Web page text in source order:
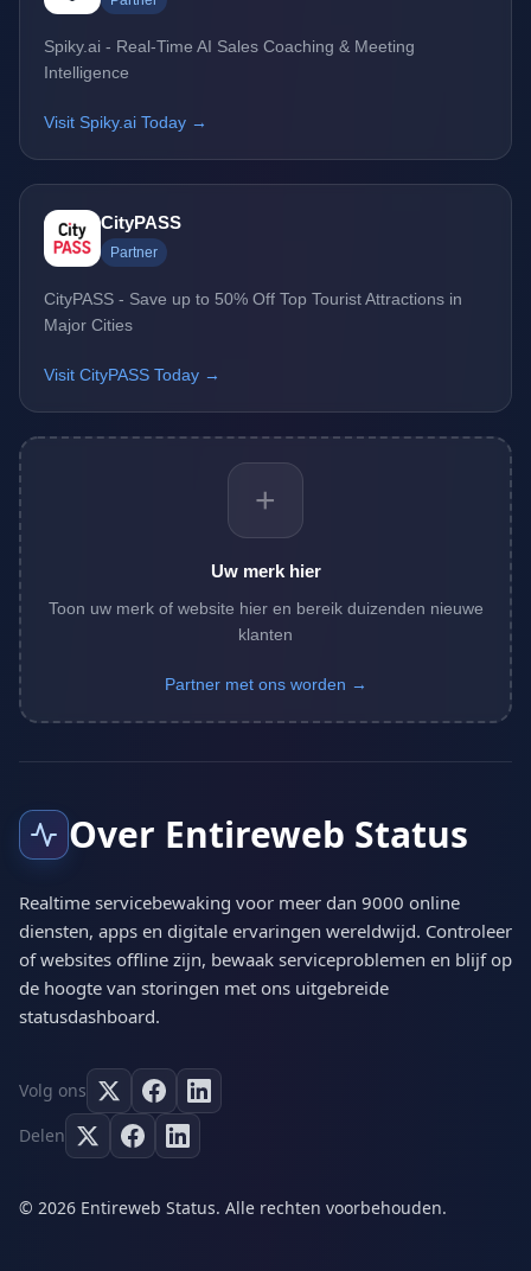
Spiky.ai - Real-Time AI Sales Coaching & Meeting
Intelligence
Visit Spiky.ai Today →
CityPASS
Partner
CityPASS - Save up to 50% Off Top Tourist Attractions in
Major Cities
Visit CityPASS Today →
+
Uw merk hier
Toon uw merk of website hier en bereik duizenden nieuwe
klanten
Partner met ons worden →
Over Entireweb Status
Realtime servicebewaking voor meer dan 9000 online
diensten, apps en digitale ervaringen wereldwijd. Controleer
of websites offline zijn, bewaak serviceproblemen en blijf op
de hoogte van storingen met ons uitgebreide
statusdashboard.
Volg ons
Delen
© 2026 Entireweb Status. Alle rechten voorbehouden.